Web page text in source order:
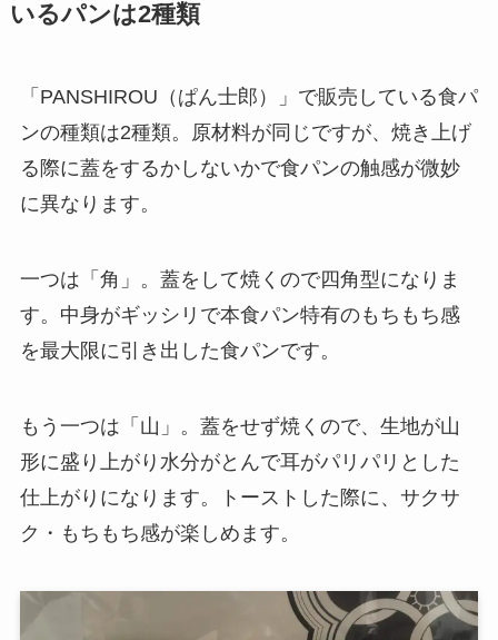
いるパンは2種類
「PANSHIROU（ぱん士郎）」で販売している食パ
ンの種類は2種類。原材料が同じですが、焼き上げ
る際に蓋をするかしないかで食パンの触感が微妙
に異なります。
一つは「角」。蓋をして焼くので四角型になりま
す。中身がギッシリで本食パン特有のもちもち感
を最大限に引き出した食パンです。
もう一つは「山」。蓋をせず焼くので、生地が山
形に盛り上がり水分がとんで耳がパリパリとした
仕上がりになります。トーストした際に、サクサ
ク・もちもち感が楽しめます。